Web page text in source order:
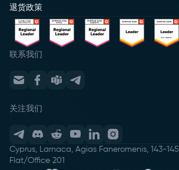
退货政策
联系我们
关注我们
Cyprus, Larnaca, Agias Faneromenis, 143-145,
Flat/Office 201